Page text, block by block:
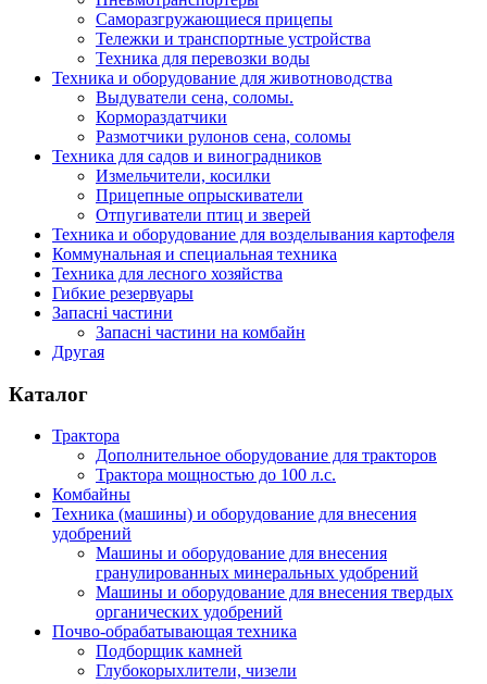
Саморазгружающиеся прицепы
Тележки и транспортные устройства
Техника для перевозки воды
Техника и оборудование для животноводства
Выдуватели сена, соломы.
Кормораздатчики
Размотчики рулонов сена, соломы
Техника для садов и виноградников
Измельчители, косилки
Прицепные опрыскиватели
Отпугиватели птиц и зверей
Техника и оборудование для возделывания картофеля
Коммунальная и специальная техника
Техника для лесного хозяйства
Гибкие резервуары
Запасні частини
Запасні частини на комбайн
Другая
Каталог
Трактора
Дополнительное оборудование для тракторов
Трактора мощностью до 100 л.с.
Комбайны
Техника (машины) и оборудование для внесения
удобрений
Машины и оборудование для внесения
гранулированных минеральных удобрений
Машины и оборудование для внесения твердых
органических удобрений
Почво-обрабатывающая техника
Подборщик камней
Глубокорыхлители, чизели